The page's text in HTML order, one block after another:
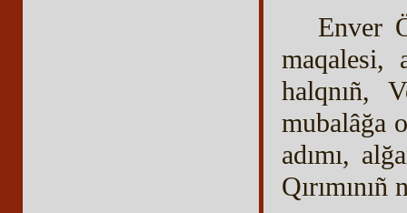
Enver
maqalesi,
halqnıñ,
mubalâğa
adımı,
Qırımınıñ